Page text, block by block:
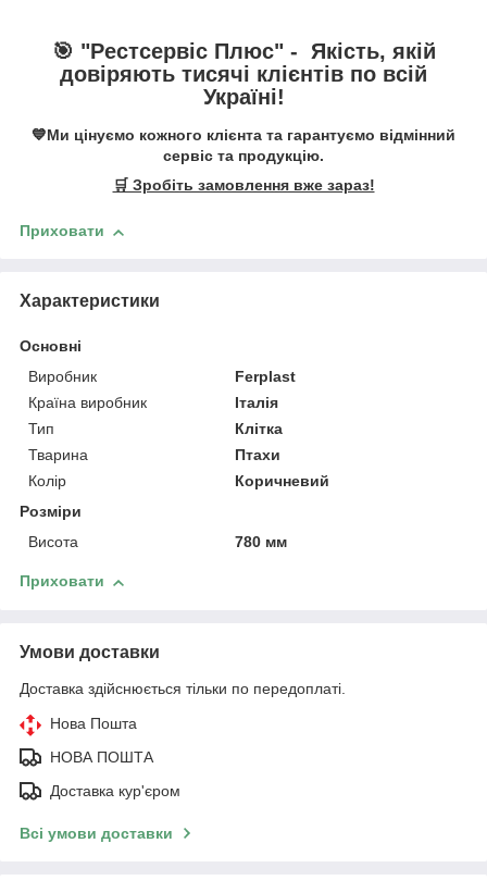
🎯 "Рестсервіс Плюс" - Якість, якій
довіряють тисячі клієнтів по всій
Україні!
💙Ми цінуємо кожного клієнта та гарантуємо відмінний
сервіс та продукцію.
🛒 Зробіть замовлення вже зараз!
Приховати
Характеристики
Основні
Виробник
Ferplast
Країна виробник
Італія
Тип
Клітка
Тварина
Птахи
Колір
Коричневий
Розміри
Висота
780 мм
Приховати
Умови доставки
Доставка здійснюється тільки по передоплаті.
Нова Пошта
НОВА ПОШТА
Доставка кур'єром
Всі умови доставки